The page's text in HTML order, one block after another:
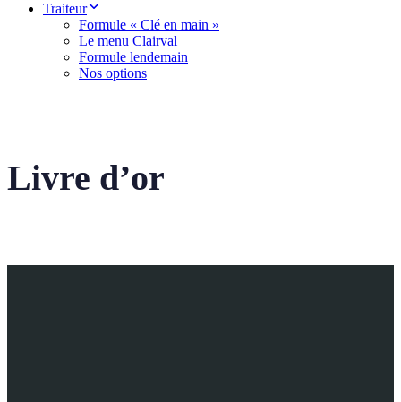
Traiteur
Formule « Clé en main »
Le menu Clairval
Formule lendemain
Nos options
Livre d’or